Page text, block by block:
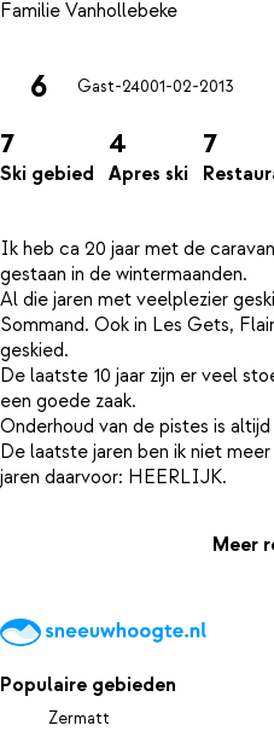
6 Gast-24001-02-2013
7
Ski gebied
4
Apres ski
7
Ik heb ca 20 jaar met de
gestaan in de wintermaanden.
Al die jaren met veelplezier
Sommand. Ook in Les Gets,
geskied.
De laatste 10 jaar zijn er veel
een goede zaak.
Onderhoud van de pistes is
De laatste jaren ben ik niet
Meer
Populaire gebieden
Zermatt